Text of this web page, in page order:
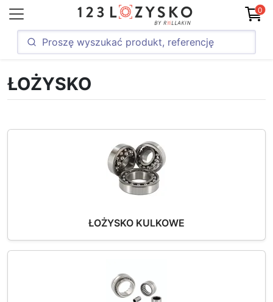
0
ŁOŻYSKO
ŁOŻYSKO KULKOWE